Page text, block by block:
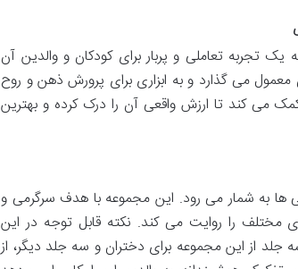
تجربه تعاملی و پربار برای کودکان و والدین آن
معمول می گذارد و به ابزاری برای پرورش ذهن و روح
می کند تا ارزش واقعی آن را درک کرده و بهترین
به شمار می رود. این مجموعه با هدف سرگرمی و
را روایت می کند. نکته قابل توجه در این
از این مجموعه برای دختران و سه جلد دیگر، از